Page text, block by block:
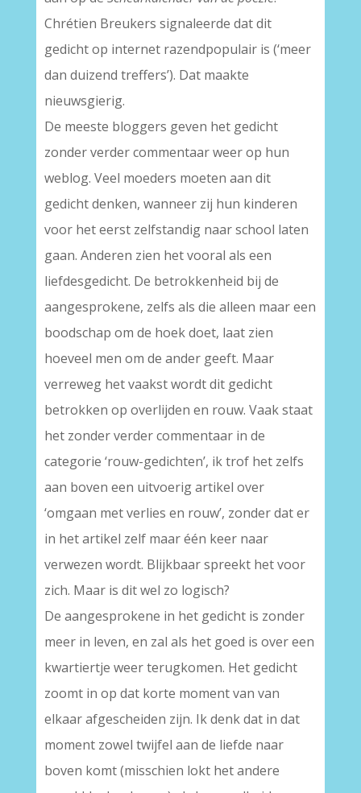
Chrétien Breukers signaleerde dat dit
gedicht op internet razendpopulair is (‘meer
dan duizend treffers’). Dat maakte
nieuwsgierig.
De meeste bloggers geven het gedicht
zonder verder commentaar weer op hun
weblog. Veel moeders moeten aan dit
gedicht denken, wanneer zij hun kinderen
voor het eerst zelfstandig naar school laten
gaan. Anderen zien het vooral als een
liefdesgedicht. De betrokkenheid bij de
aangesprokene, zelfs als die alleen maar een
boodschap om de hoek doet, laat zien
hoeveel men om de ander geeft. Maar
verreweg het vaakst wordt dit gedicht
betrokken op overlijden en rouw. Vaak staat
het zonder verder commentaar in de
categorie ‘rouw-gedichten’, ik trof het zelfs
aan boven een uitvoerig artikel over
‘omgaan met verlies en rouw’, zonder dat er
in het artikel zelf maar één keer naar
verwezen wordt. Blijkbaar spreekt het voor
zich. Maar is dit wel zo logisch?
De aangesprokene in het gedicht is zonder
meer in leven, en zal als het goed is over een
kwartiertje weer terugkomen. Het gedicht
zoomt in op dat korte moment van van
elkaar afgescheiden zijn. Ik denk dat in dat
moment zowel twijfel aan de liefde naar
boven komt (misschien lokt het andere